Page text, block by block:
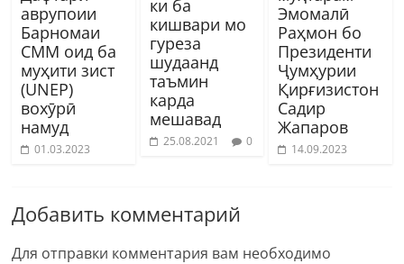
аврупоии
Барномаи
СММ оид ба
муҳити зист
(UNEP)
вохӯрӣ
намуд
01.03.2023
ки ба
кишвари мо
гуреза
шудаанд
таъмин
карда
мешавад
25.08.2021 0
Эмомалӣ
Раҳмон бо
Президенти
Ҷумҳурии
Қирғизистон
Садир
Жапаров
14.09.2023
Добавить комментарий
Для отправки комментария вам необходимо